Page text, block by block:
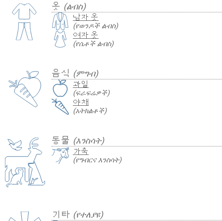
옷 (ልብስ)
남자 옷
(የወንዶች ልብስ)
여자 옷
(የሴቶች ልብስ)
음식 (ምግብ)
과일
(ፍራፍሬዎች)
야채
(አትክልቶች)
동물 (እንስሳት)
가축
(የግብርና እንስሳት)
기타 (የተለያዩ)